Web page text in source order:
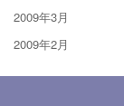
2009年3月
2009年2月